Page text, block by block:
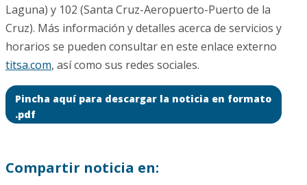
Laguna) y 102 (Santa Cruz-Aeropuerto-Puerto de la
Cruz). Más información y detalles acerca de servicios y
horarios se pueden consultar en este enlace externo
titsa.com, así como sus redes sociales.
Pincha aquí para descargar la noticia en formato
.pdf
Compartir noticia en: